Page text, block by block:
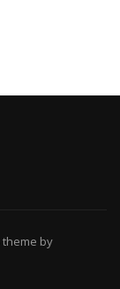
theme by